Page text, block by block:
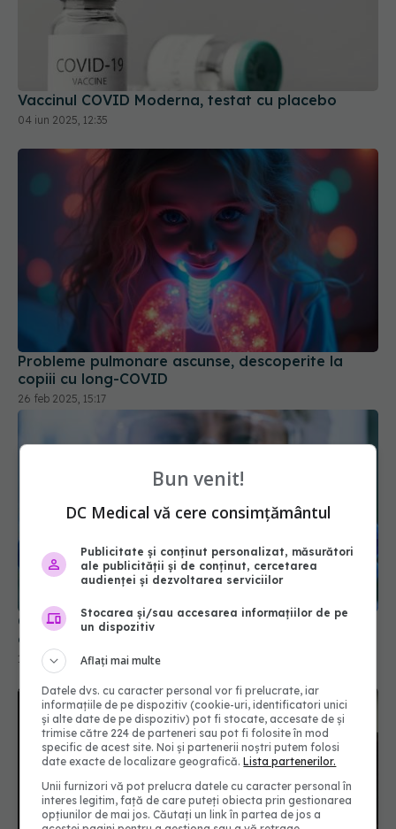
Vaccinul COVID Moderna, testat cu placebo
Probleme pulmonare ascunse, descoperite la
copiii cu long-COVID
Ce au găsit cercetătorii în sângele pacienților
după COVID. Ce se întâmplă cu fierul din sânge
11 mar 2026, 12:46
Bun venit!
DC Medical vă cere consimțământul
Publicitate și conținut personalizat, măsurători
ale publicității și de conținut, cercetarea
audienței și dezvoltarea serviciilor
Stocarea și/sau accesarea informațiilor de pe
un dispozitiv
Aflați mai multe
Datele dvs. cu caracter personal vor fi prelucrate, iar
informațiile de pe dispozitiv (cookie-uri, identificatori unici
și alte date de pe dispozitiv) pot fi stocate, accesate de și
trimise către 224 de parteneri sau pot fi folosite în mod
specific de acest site. Noi și partenerii noștri putem folosi
date exacte de localizare geografică.Lista partenerilor.
Unii furnizori vă pot prelucra datele cu caracter personal în
interes legitim, față de care puteți obiecta prin gestionarea
opțiunilor de mai jos. Căutați un link în partea de jos a